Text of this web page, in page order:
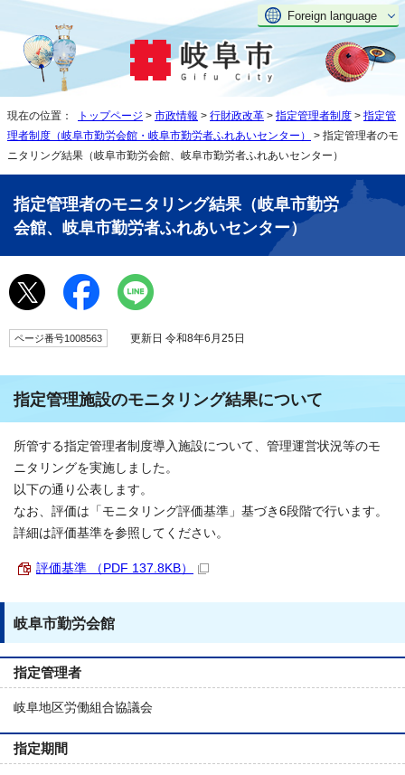
Foreign language
現在の位置： トップページ > 市政情報 > 行財政改革 > 指定管理者制度 > 指定管
理者制度（岐阜市勤労会館・岐阜市勤労者ふれあいセンター）
> 指定管理者のモ
ニタリング結果（岐阜市勤労会館、岐阜市勤労者ふれあいセンター）
指定管理者のモニタリング結果（岐阜市勤労
会館、岐阜市勤労者ふれあいセンター）
ページ番号1008563 更新日 令和8年6月25日
指定管理施設のモニタリング結果について
所管する指定管理者制度導入施設について、管理運営状況等のモ
ニタリングを実施しました。
以下の通り公表します。
なお、評価は「モニタリング評価基準」基づき6段階で行います。
詳細は評価基準を参照してください。
評価基準 （PDF 137.8KB）
岐阜市勤労会館
指定管理者
岐阜地区労働組合協議会
指定期間